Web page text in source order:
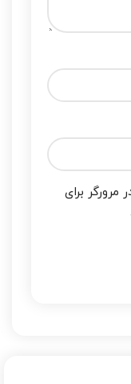
مرورگر برای